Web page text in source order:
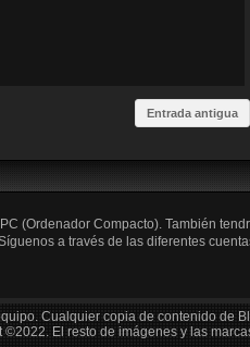
Entrada antigua
(Ordenador Compacto). También
a través de las diferentes
Cualquier copia de contenido de
El resto de imágenes y las